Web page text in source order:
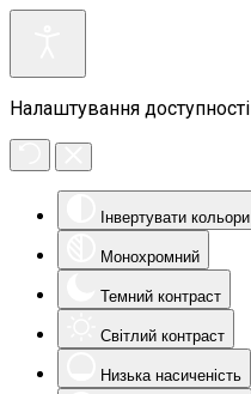
Налаштування доступності
Інвертувати кольори
Монохромний
Темний контраст
Світлий контраст
Низька насиченість